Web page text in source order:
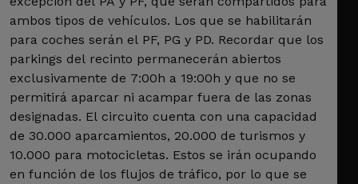
ambos tipos de vehículos. Los que se habilitarán
para coches serán el PF, PG y PD. Recordar que los
parkings del recinto permanecerán abiertos
exclusivamente de 7:00h a 19:00h y que no se
permitirá aparcar ni acampar fuera de las zonas
designadas. El circuito cuenta con una capacidad
de 30.000 aparcamientos, 20.000 de turismos y
10.000 para motocicletas. Estos se irán ocupando
en función de los flujos de tráfico, por lo que se